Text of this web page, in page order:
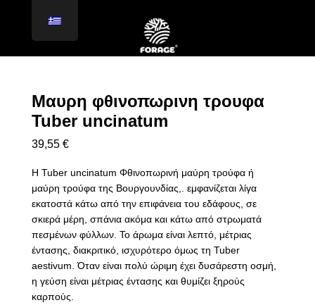
Μαυρη φθινοπωρινη τρουφα
Tuber uncinatum
39,55 €
Η Tuber uncinatum Φθινοπωρινή μαύρη τρούφα ή
μαύρη τρούφα της Βουργουνδίας,. εμφανίζεται λίγα
εκατοστά κάτω από την επιφάνεια του εδάφους, σε
σκιερά μέρη, σπάνια ακόμα και κάτω από στρωματά
πεσμένων φύλλων. Το άρωμα είναι λεπτό, μέτριας
έντασης, διακριτικό, ισχυρότερο όμως τη Tuber
aestivum. Όταν είναι πολύ ώριμη έχει δυσάρεστη οσμή,
η γεύση είναι μέτριας έντασης και θυμίζει ξηρούς
καρπούς.